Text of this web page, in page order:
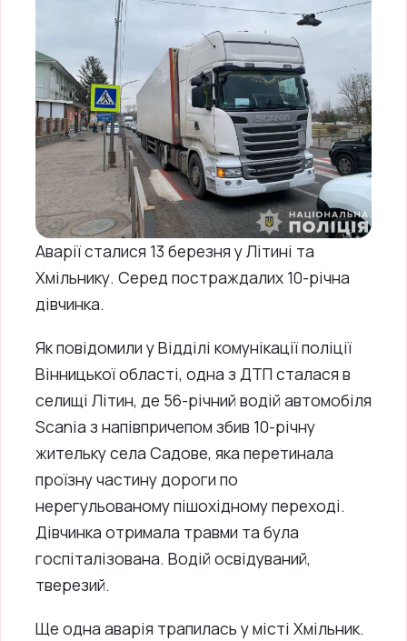
Аварії сталися 13 березня у Літині та
Хмільнику. Серед постраждалих 10-річна
дівчинка.
Як повідомили у Відділі комунікації поліції
Вінницької області, одна з ДТП сталася в
селищі Літин, де 56-річний водій автомобіля
Scania з напівпричепом збив 10-річну
жительку села Садове, яка перетинала
проїзну частину дороги по
нерегульованому пішохідному переході.
Дівчинка отримала травми та була
госпіталізована. Водій освідуваний,
тверезий.
Ще одна аварія трапилась у місті Хмільник.